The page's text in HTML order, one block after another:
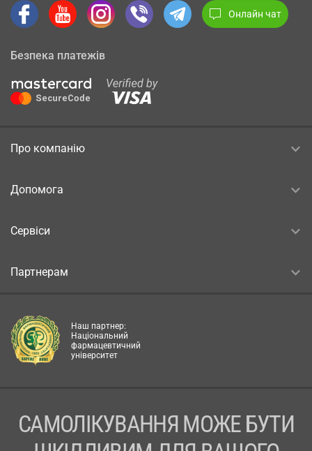
Онлайн чат
Безпека платежів
Про компанію
Допомога
Сервіси
Партнерам
Наш партнер:
Національний
фармацевтичний
університет
САМОЛІКУВАННЯ МОЖЕ БУТИ